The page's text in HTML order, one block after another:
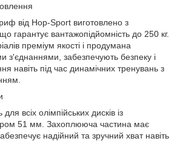
від Hop-Sport виготовлено з
що гарантує вантажопідйомність до 250 кг.
преміум якості і продумана
з'єднаннями, забезпечують безпеку і
навіть під час динамічних тренувань з
всіх олімпійських дисків із
51 мм. Захоплююча частина має
надійний та зручний хват навіть